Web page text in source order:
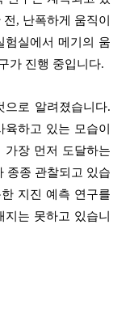
, 난폭하게 움직이
험실에서 메기의 움
가 진행 중입니다.
으로 알려졌습니다.
하고 있는 모습이
가장 먼저 도달하는
종종 관찰되고 있습
지진 예측 연구를
는 못하고 있습니